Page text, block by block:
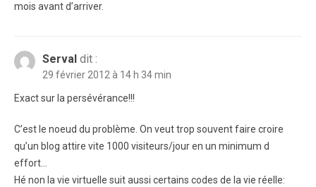
mois avant d’arriver.
Serval dit :
29 février 2012 à 14 h 34 min
Exact sur la persévérance!!!
C’est le noeud du problème. On veut trop souvent faire croire
qu’un blog attire vite 1000 visiteurs/jour en un minimum d
effort…
Hé non la vie virtuelle suit aussi certains codes de la vie réelle: